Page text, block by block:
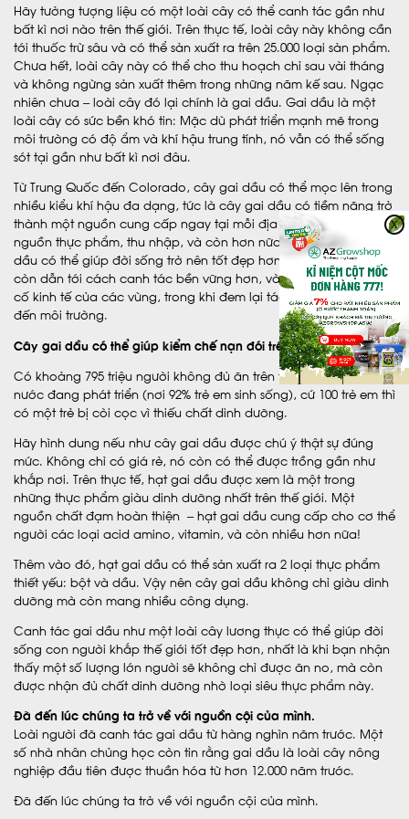
Hãy tưởng tượng liệu có một loài cây có thể canh tác gần như
bất kì nơi nào trên thế giới. Trên thực tế, loài cây này không cần
tới thuốc trừ sâu và có thể sản xuất ra trên 25.000 loại sản phẩm.
Chưa hết, loài cây này có thể cho thu hoạch chỉ sau vài tháng
và không ngừng sản xuất thêm trong những năm kế sau. Ngạc
nhiên chưa – loài cây đó lại chính là gai dầu. Gai dầu là một
loài cây có sức bền khó tin: Mặc dù phát triển mạnh mẽ trong
môi trường có độ ẩm và khí hậu trung tính, nó vẫn có thể sống
sót tại gần như bất kì nơi đâu.
Từ Trung Quốc đến Colorado, cây gai dầu có thể mọc lên trong
nhiều kiểu khí hậu đa dạng, tức là cây gai dầu có tiềm năng trở
thành một nguồn cung cấp ngay tại mỗi địa phương. Một
nguồn thực phẩm, thu nhập, và còn hơn nữa – canh tác gai
dầu có thể giúp đời sống trở nên tốt đẹp hơn. Gai dầu cũng
còn dẫn tới cách canh tác bền vững hơn, và điều này sẽ củng
cố kinh tế của các vùng, trong khi đem lại tác động tích cực
đến môi trường.
Cây gai dầu có thể giúp kiểm chế nạn đói trên thế giới
Có khoảng 795 triệu người không đủ ăn trên toàn cầu. Tại các
nước đang phát triển (nơi 92% trẻ em sinh sống), cứ 100 trẻ em thì
có một trẻ bị còi cọc vì thiếu chất dinh dưỡng.
Hãy hình dung nếu như cây gai dầu được chú ý thật sự đúng
mức. Không chỉ có giá rẻ, nó còn có thể được trồng gần như
khắp nơi. Trên thực tế, hạt gai dầu được xem là một trong
những thực phẩm giàu dinh dưỡng nhất trên thế giới. Một
nguồn chất đạm hoàn thiện – hạt gai dầu cung cấp cho cơ thể
người các loại acid amino, vitamin, và còn nhiều hơn nữa!
Thêm vào đó, hạt gai dầu có thể sản xuất ra 2 loại thực phẩm
thiết yếu: bột và dầu. Vậy nên cây gai dầu không chỉ giàu dinh
dưỡng mà còn mang nhiều công dụng.
Canh tác gai dầu như một loài cây lương thực có thể giúp đời
sống con người khắp thế giới tốt đẹp hơn, nhất là khi bạn nhận
thấy một số lượng lớn người sẽ không chỉ được ăn no, mà còn
được nhận đủ chất dinh dưỡng nhờ loại siêu thực phẩm này.
Đã đến lúc chúng ta trở về với nguồn cội của mình.
Loài người đã canh tác gai dầu từ hàng nghìn năm trước. Một
số nhà nhân chủng học còn tin rằng gai dầu là loài cây nông
nghiệp đầu tiên được thuần hóa từ hơn 12.000 năm trước.
Đã đến lúc chúng ta trở về với nguồn cội của mình.
X